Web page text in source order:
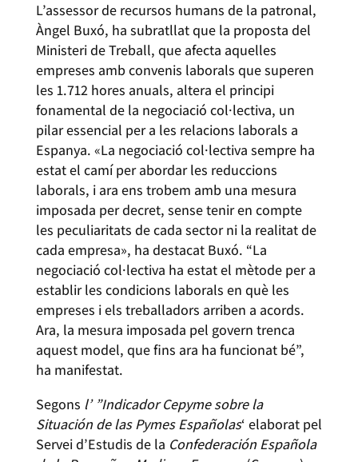
L’assessor de recursos humans de la patronal,
Àngel Buxó, ha subratllat que la proposta del
Ministeri de Treball, que afecta aquelles
empreses amb convenis laborals que superen
les 1.712 hores anuals, altera el principi
fonamental de la negociació col·lectiva, un
pilar essencial per a les relacions laborals a
Espanya. «La negociació col·lectiva sempre ha
estat el camí per abordar les reduccions
laborals, i ara ens trobem amb una mesura
imposada per decret, sense tenir en compte
les peculiaritats de cada sector ni la realitat de
cada empresa», ha destacat Buxó. “La
negociació col·lectiva ha estat el mètode per a
establir les condicions laborals en què les
empreses i els treballadors arriben a acords.
Ara, la mesura imposada pel govern trenca
aquest model, que fins ara ha funcionat bé”,
ha manifestat.
Segons l’ ”Indicador Cepyme sobre la
Situación de las Pymes Españolas‘ elaborat pel
Servei d’Estudis de la Confederación Española